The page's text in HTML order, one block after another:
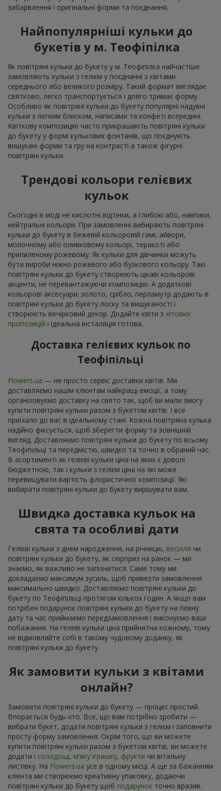
забарвлення і оригінальні форми та поєднання.
Найпопулярніші кульки до
букетів у м. Теофіпілка
Як повітряні кульки до букету у м. Теофіпілка найчастіше
замовляють кульки з гелієм у поєднанні з квітами
середнього або великого розміру. Такий формат виглядає
святково, легко транспортується і довго тримає форму.
Особливо як повітряні кульки до букету популярні надувні
кульки з легким блиском, написами та конфеті всередині.
Квіткову композицію часто прикрашають повітряні кульки
до букету у формі кулькових фонтанів, що поєднують
вишукані форми та гру на контрасті а також фігурні
повітряні кульки.
Трендові кольори гелієвих
кульок
Сьогодні в моді не кислотні відтінки, а глибокі або, навпаки,
нейтральні кольори. При замовленні вибирають повітряні
кульки до букету в бежевій кольоровій гамі, айвори,
молочному або оливковому кольорі, теракоті або
припиленому рожевому. Як кульки для дівчинки можуть
бути вироби ніжно рожевого або бузкового кольору. Такі
повітряні кульки до букету створюють цікаві кольорові
акценти, не перевантажуючи композицію. А додаткові
кольорові аксесуари: золото, срібло, перламутр додають в
повітряні кульки до букету лоску та вишуканості і
створюють вечірковий декор. Додайте квіти з хітових
пропозицій і ідеальна інсталяція готова.
Доставка гелієвих кульок по
Теофіпільці
Flowers.ua — не просто сервіс доставки квітів. Ми
доставляємо нашім клієнтам найкращі емоції, а тому
організовуємо доставку на свято так, щоб ви мали змогу
купити повітряні кульки разом з букетом квітів. І все
приїхало до вас в ідеальному стані. Кожна повітряна кулька
надійно фіксується, щоб зберегти форму та зовнішній
вигляд. Доставляємо повітряні кульки до букету по всьому
Теофіпільці та передмістю, швидко та точно в обраний час.
В асортименті як гелієві кульки ціна на яких є доволі
бюджетною, так і кульки з гелієм ціна на які може
перевищувати вартість флористичної композиції. Які
вибирати повітряні кульки до букету вирішувати вам.
Швидка доставка кульок на
свята та особливі дати
Гелієві кульки з днем народження, на річницю, весілля чи
повітряні кульки до букету, як сюрприз на ранок — ми
знаємо, як важливо не запізнитися. Саме тому ми
докладаємо максимум зусиль, щоб привезти замовлення
максимально швидко. Доставляємо повітряні кульки до
букету по Теофіпільці протягом кількох годин. А якщо вам
потрібен подарунок повітряні кульки до букету на певну
дату та час приймаємо передзамовлення і виконуємо ваші
побажання. На гелеві кульки ціна прийнятна кожному, тому
не відмовляйте собі в такому чудовому доданку, як
повітряні кульки до букету.
Як замовити кульки з квітами
онлайн?
Замовити повітряні кульки до букету — процес простий.
Впорається будь-хто. Все, що вам потрібно зробити —
вибрати букет, додати повітряні кульки з гелієм і заповнити
просту форму замовлення. Окрім того, що ви можете
купити повітряні кульки разом з букетом квітів, ви можете
додати і солодощі, м’яку іграшку, фрукти чи вітальну
листівку. На Flowers.ua усе в одному місці. А ще за бажанням
клієнта ми створюємо креативну упаковку, додаючи
повітряні кульки до букету щоб подарунок точно вразив.